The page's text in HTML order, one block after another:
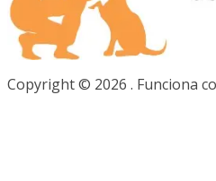
Copyright © 2026 . Funciona